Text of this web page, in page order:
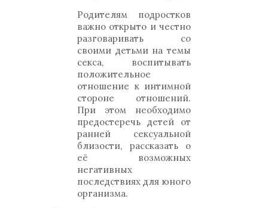
Родителям подростков
важно открыто и честно
разговаривать со
своими детьми на темы
секса, воспитывать
положительное
отношение к интимной
стороне отношений.
При этом необходимо
предостеречь детей от
ранней сексуальной
близости, рассказать о
её возможных
негативных
последствиях для юного
организма.